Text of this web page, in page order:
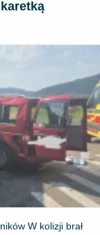
W kolizji brał